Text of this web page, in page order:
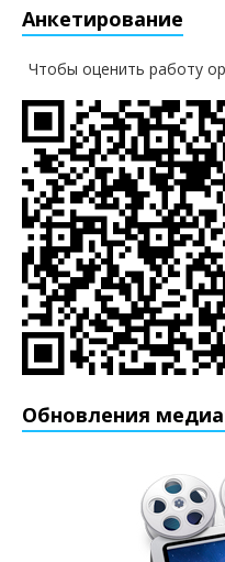
Анкетирование
Чтобы оценить работу
Обновления